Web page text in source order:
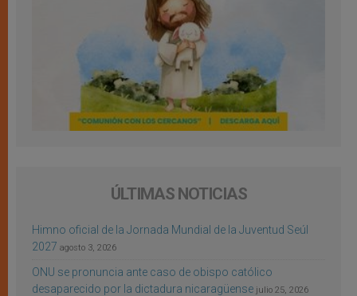
ÚLTIMAS NOTICIAS
Himno oficial de la Jornada Mundial de la Juventud Seúl
2027 agosto 3, 2026
ONU se pronuncia ante caso de obispo católico
desaparecido por la dictadura nicaragüense julio 25, 2026